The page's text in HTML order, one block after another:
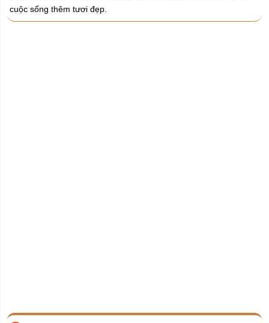
cuộc sống thêm tươi đẹp.